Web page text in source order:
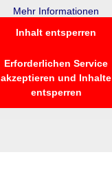
Mehr Informationen
Inhalt entsperren
Erforderlichen Service
akzeptieren und Inhalte
entsperren